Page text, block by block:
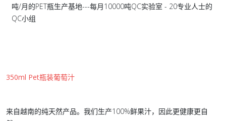
吨/月的PET瓶生产基地---每月10000吨QC实验室 - 20专业人士的
QC小组
350ml Pet瓶装葡萄汁
来自越南的纯天然产品。我们生产100%鲜果汁，因此更健康更自